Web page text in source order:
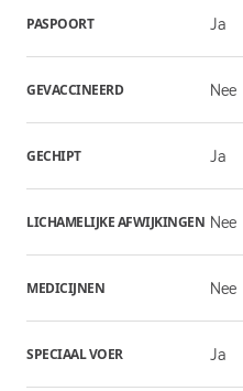
PASPOORT Ja
GEVACCINEERD Nee
GECHIPT Ja
LICHAMELIJKE AFWIJKINGEN Nee
MEDICIJNEN Nee
SPECIAAL VOER Ja